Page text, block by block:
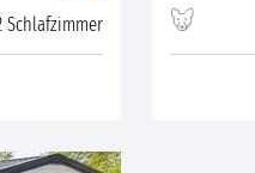
Schlafzimmer